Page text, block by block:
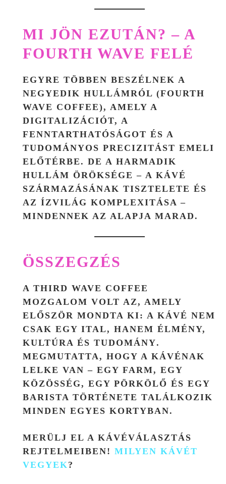
MI JÖN EZUTÁN? – A
FOURTH WAVE FELÉ
EGYRE TÖBBEN BESZÉLNEK A
NEGYEDIK HULLÁMRÓL (FOURTH
WAVE COFFEE), AMELY A
DIGITALIZÁCIÓT, A
FENNTARTHATÓSÁGOT ÉS A
TUDOMÁNYOS PRECIZITÁST EMELI
ELŐTÉRBE. DE A HARMADIK
HULLÁM ÖRÖKSÉGE – A KÁVÉ
SZÁRMAZÁSÁNAK TISZTELETE ÉS
AZ ÍZVILÁG KOMPLEXITÁSA –
MINDENNEK AZ ALAPJA MARAD.
ÖSSZEGZÉS
A THIRD WAVE COFFEE
MOZGALOM VOLT AZ, AMELY
ELŐSZÖR MONDTA KI: A KÁVÉ NEM
CSAK EGY ITAL, HANEM ÉLMÉNY,
KULTÚRA ÉS TUDOMÁNY.
MEGMUTATTA, HOGY A KÁVÉNAK
LELKE VAN – EGY FARM, EGY
KÖZÖSSÉG, EGY PÖRKÖLŐ ÉS EGY
BARISTA TÖRTÉNETE TALÁLKOZIK
MINDEN EGYES KORTYBAN.
MERÜLJ EL A KÁVÉVÁLASZTÁS
REJTELMEIBEN! MILYEN KÁVÉT
VEGYEK ?